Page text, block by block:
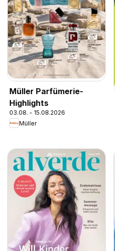
Müller Parfümerie-
Highlights
03.08. - 15.08.2026
Müller